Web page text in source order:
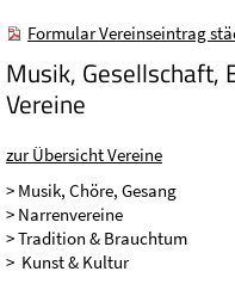
Formular Vereinseintrag
Musik, Gesellschaft,
Vereine
zur Übersicht Vereine
> Musik, Chöre, Gesang
> Narrenvereine
> Tradition & Brauchtum
> Kunst & Kultur